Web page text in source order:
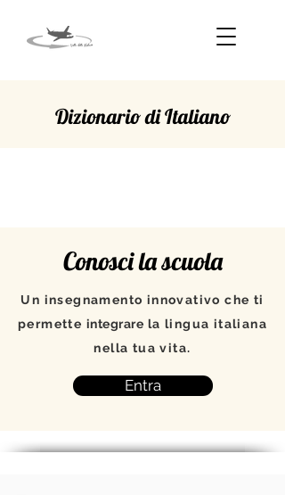
Dizionario di Italiano
Conosci la scuola
Un insegnamento innovativo che ti
permette integrare la lingua italiana
nella tua vita.
Entra